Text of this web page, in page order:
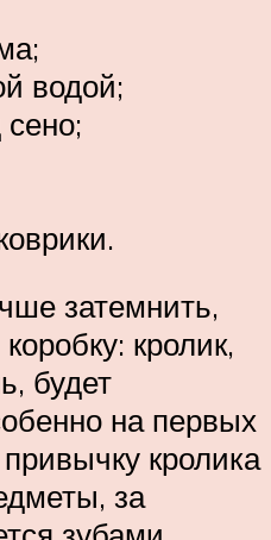
водой;
затемнить,
кролик,
будет
на первых
кролика
за